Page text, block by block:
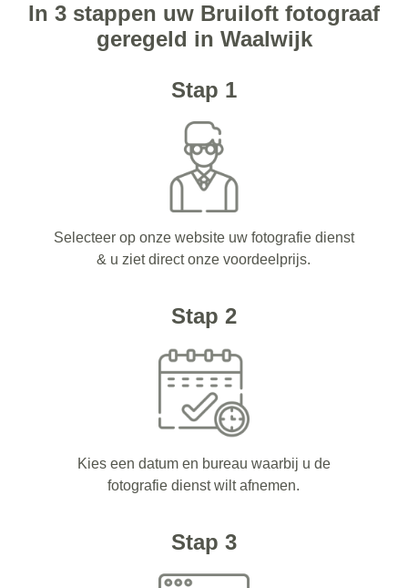
In 3 stappen uw Bruiloft fotograaf
geregeld in Waalwijk
Stap 1
Selecteer op onze website uw fotografie dienst
& u ziet direct onze voordeelprijs.
Stap 2
Kies een datum en bureau waarbij u de
fotografie dienst wilt afnemen.
Stap 3